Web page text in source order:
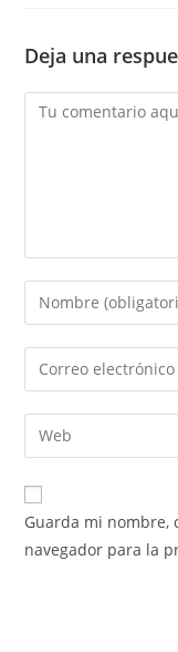
Deja una
Guarda mi nombre,
navegador para la